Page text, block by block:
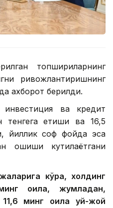
топшириқларнинг
ривожлантиришнинг
ахборот берилди.
инвестиция ва кредит
тенгега етиши ва 16,5
йиллик соф фойда эса
ошиши кутилаётгани
кўра, холдинг
оила, жумладан,
11,6 минг оила уй-жой